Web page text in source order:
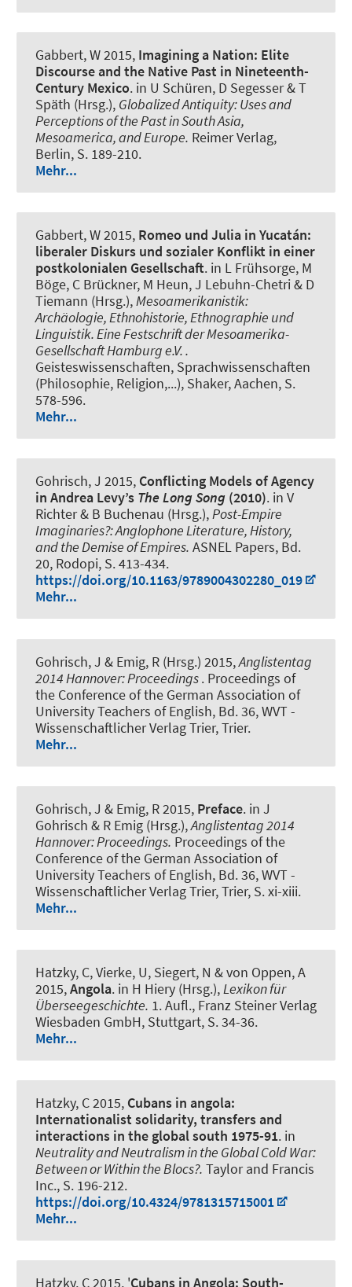
Gabbert, W2015, Imagining a Nation: Elite
Discourse and the Native Past in Nineteenth-
Century Mexico. in U Schüren, D Segesser & T
Späth (Hrsg.), Globalized Antiquity: Uses and
Perceptions of the Past in South Asia,
Mesoamerica, and Europe. Reimer Verlag,
Berlin, S. 189-210.
Mehr...
Gabbert, W2015, Romeo und Julia in Yucatán:
liberaler Diskurs und sozialer Konflikt in einer
postkolonialen Gesellschaft. in L Frühsorge, M
Böge, C Brückner, M Heun, J Lebuhn-Chetri & D
Tiemann (Hrsg.),Mesoamerikanistik:
Archäologie, Ethnohistorie, Ethnographie und
Linguistik. Eine Festschrift der Mesoamerika-
Gesellschaft Hamburg e.V. .
Geisteswissenschaften, Sprachwissenschaften
(Philosophie, Religion,...), Shaker, Aachen, S.
578-596.
Mehr...
Gohrisch, J 2015, Conflicting Models of Agency
in Andrea Levy’s The Long Song (2010). in V
Richter & B Buchenau (Hrsg.),Post-Empire
Imaginaries?:Anglophone Literature, History,
and the Demise of Empires. ASNEL Papers, Bd.
20, Rodopi, S. 413-434.
https://doi.org/10.1163/9789004302280_019
Mehr...
Gohrisch, J & Emig, R (Hrsg.) 2015,Anglistentag
2014 Hannover:Proceedings. Proceedings of
the Conference of the German Association of
University Teachers of English, Bd. 36, WVT -
Wissenschaftlicher Verlag Trier, Trier.
Mehr...
Gohrisch, J & Emig, R 2015, Preface. in J
Gohrisch & R Emig (Hrsg.),Anglistentag 2014
Hannover:Proceedings. Proceedings of the
Conference of the German Association of
University Teachers of English, Bd. 36, WVT -
Wissenschaftlicher Verlag Trier, Trier, S. xi-xiii.
Mehr...
Hatzky, C, Vierke, U, Siegert, N & von Oppen, A
2015,Angola. in H Hiery (Hrsg.),Lexikon für
Überseegeschichte. 1. Aufl., Franz Steiner Verlag
Wiesbaden GmbH, Stuttgart, S. 34-36.
Mehr...
Hatzky, C2015, Cubans in angola:
Internationalist solidarity, transfers and
interactions in the global south 1975-91. in
Neutrality and Neutralism in the Global Cold War:
Between or Within the Blocs?. Taylor and Francis
Inc., S. 196-212.
https://doi.org/10.4324/9781315715001
Mehr...
Hatzky, C 2015, 'Cubans in Angola: South-